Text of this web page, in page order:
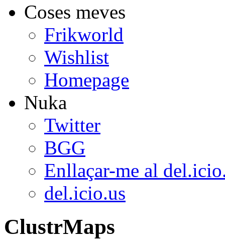
Coses meves
Frikworld
Wishlist
Homepage
Nuka
Twitter
BGG
Enllaçar-me al
del.icio.us
ClustrMaps